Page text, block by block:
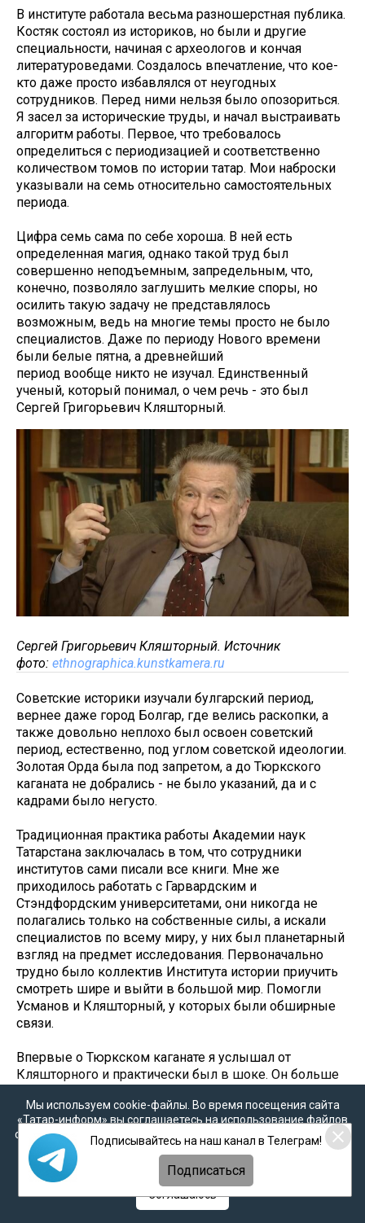
В институте работала весьма разношерстная публика.
Костяк состоял из историков, но были и другие
специальности, начиная с археологов и кончая
литературоведами. Создалось впечатление, что кое-
кто даже просто избавлялся от неугодных
сотрудников. Перед ними нельзя было опозориться.
Я засел за исторические труды, и начал выстраивать
алгоритм работы. Первое, что требовалось
определиться с периодизацией и соответственно
количеством томов по истории татар. Мои наброски
указывали на семь относительно самостоятельных
периода.
Цифра семь сама по себе хороша. В ней есть
определенная магия, однако такой труд был
совершенно неподъемным, запредельным, что,
конечно, позволяло заглушить мелкие споры, но
осилить такую задачу не представлялось
возможным, ведь на многие темы просто не было
специалистов. Даже по периоду Нового времени
были белые пятна, а древнейший
период вообще никто не изучал. Единственный
ученый, который понимал, о чем речь - это был
Сергей Григорьевич Кляшторный.
Сергей Григорьевич Кляшторный. Источник
фото: ethnographica.kunstkamera.ru
Советские историки изучали булгарский период,
вернее даже город Болгар, где велись раскопки, а
также довольно неплохо был освоен советский
период, естественно, под углом советской идеологии.
Золотая Орда была под запретом, а до Тюркского
каганата не добрались - не было указаний, да и с
кадрами было негусто.
Традиционная практика работы Академии наук
Татарстана заключалась в том, что сотрудники
институтов сами писали все книги. Мне же
приходилось работать с Гарвардским и
Стэндфордским университетами, они никогда не
полагались только на собственные силы, а искали
специалистов по всему миру, у них был планетарный
взгляд на предмет исследования. Первоначально
трудно было коллектив Института истории приучить
смотреть шире и выйти в большой мир. Помогли
Усманов и Кляшторный, у которых были обширные
связи.
Впервые о Тюркском каганате я услышал от
Кляшторного и практически был в шоке. Он больше
древнетюркские памятники, свободно читал
тюркскую рунику и был лучшим специалистом в
мире в своей сфере. Простой разговор с ним стоил
многих лет самостоятельных изысканий. Он работал
не только на Востоке, но изучал также архивы
Европы. Он был профессионалом того поколения,
которое сохранило традиции дореволюционной
Мы используем cookie-файлы. Во время посещения сайта
«Татар-информ» вы соглашаетесь на использование файлов
cookie в соответствии с настоящим уведомлением, согласием
наобработку персональных данных,Политикой о
персональных данных
Политикой конфиденциальности
Соглашаюсь
Подписывайтесь на наш канал в Телеграм!
Подписаться